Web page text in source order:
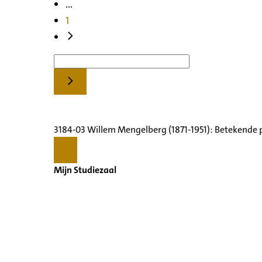
...
1
3184-03 Willem Mengelberg (1871-1951):
Mijn Studiezaal